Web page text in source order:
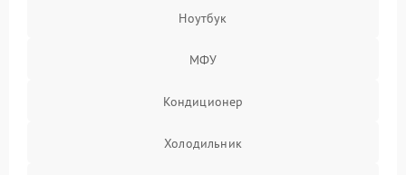
Ноутбук
МФУ
Кондиционер
Холодильник